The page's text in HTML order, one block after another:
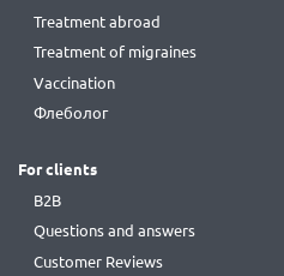
Treatment abroad
Treatment of migraines
Vaccination
Флеболог
For clients
B2B
Questions and answers
Customer Reviews